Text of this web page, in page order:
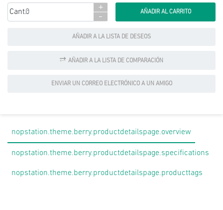
Cant.:
+
-
AÑADIR A LA LISTA DE DESEOS
AÑADIR A LA LISTA DE COMPARACIÓN
ENVIAR UN CORREO ELECTRÓNICO A UN AMIGO
nopstation.theme.berry.productdetailspage.overview
nopstation.theme.berry.productdetailspage.specifications
nopstation.theme.berry.productdetailspage.producttags